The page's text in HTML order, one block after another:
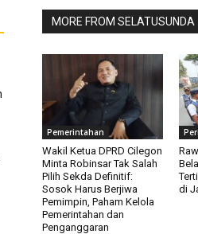
MORE FROM SELATUSUNDA
Pemerintahan
Wakil Ketua DPRD Cilegon
Minta Robinsar Tak Salah
Pilih Sekda Definitif:
Sosok Harus Berjiwa
Pemimpin, Paham Kelola
Pemerintahan dan
Penganggaran
di